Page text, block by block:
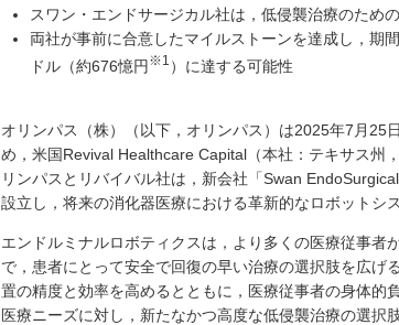
スワン・エンドサージカル社は，低侵襲治療のため
両社が事前に合意したマイルストーンを達成し，期
ドル（約676憶円※1 ）に達する可能性
オリンパス（株）（以下，オリンパス）は2025年7月25
め，米国Revival Healthcare Capital（本社：テキサス州
リンパスとリバイバル社は，新会社「Swan
設立し，将来の消化器医療における革新的なロボットシ
エンドルミナルロボティクスは，より多くの医療従事者
で，患者にとって安全で回復の早い治療の選択肢を広
置の精度と効率を高めるとともに，医療従事者の身体的
医療ニーズに対し，新たなかつ高度な低侵襲治療の選択